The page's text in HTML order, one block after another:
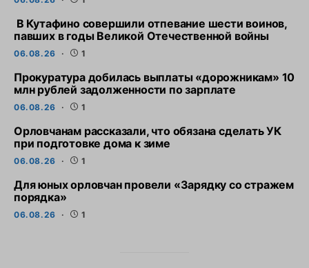
В Кутафино совершили отпевание шести воинов,
павших в годы Великой Отечественной войны
06.08.26 1
Прокуратура добилась выплаты «дорожникам» 10
млн рублей задолженности по зарплате
06.08.26 1
Орловчанам рассказали, что обязана сделать УК
при подготовке дома к зиме
06.08.26 1
Для юных орловчан провели «Зарядку со стражем
порядка»
06.08.26 1